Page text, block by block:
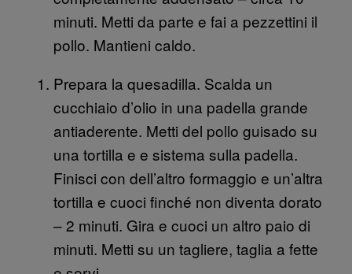
minuti. Metti da parte e fai a pezzettini il
pollo. Mantieni caldo.
Prepara la quesadilla. Scalda un
cucchiaio d’olio in una padella grande
antiaderente. Metti del pollo guisado su
una tortilla e e sistema sulla padella.
Finisci con dell’altro formaggio e un’altra
tortilla e cuoci finché non diventa dorato
– 2 minuti. Gira e cuoci un altro paio di
minuti. Metti su un tagliere, taglia a fette